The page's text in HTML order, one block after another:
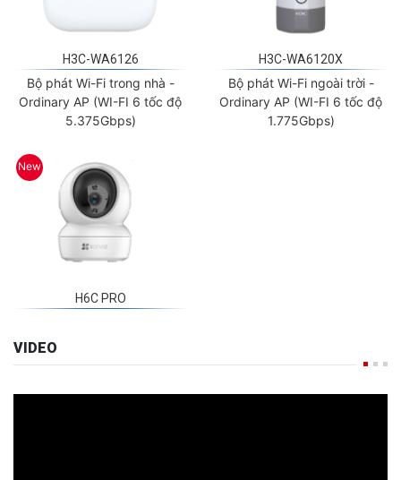
Bộ phát Wi-Fi trong nhà -
Ordinary AP (WI-FI 6 tốc độ
5.375Gbps)
Bộ phát Wi-Fi ngoài trời -
Ordinary AP (WI-FI 6 tốc độ
1.775Gbps)
New